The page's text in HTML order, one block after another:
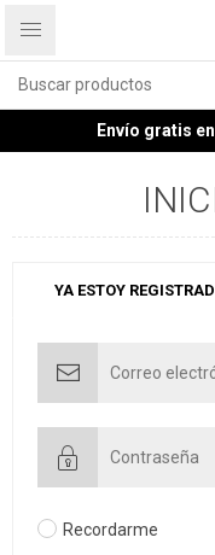
Envío gratis
YA ESTOY
Recordarme